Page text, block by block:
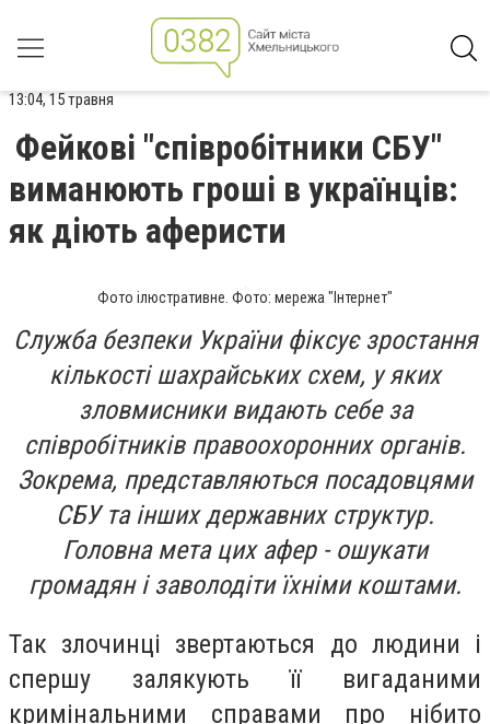
13:04, 15 травня
Фейкові "співробітники СБУ"
виманюють гроші в українців:
як діють аферисти
Фото ілюстративне. Фото: мережа "Інтернет"
Служба безпеки України фіксує зростання
кількості шахрайських схем, у яких
зловмисники видають себе за
співробітників правоохоронних органів.
Зокрема, представляються посадовцями
СБУ та інших державних структур.
Головна мета цих афер - ошукати
громадян і заволодіти їхніми коштами.
Так злочинці звертаються до людини і
спершу залякують її вигаданими
кримінальними справами про нібито